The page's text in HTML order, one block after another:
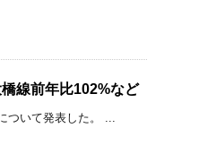
線前年比102%など
ついて発表した。 ...